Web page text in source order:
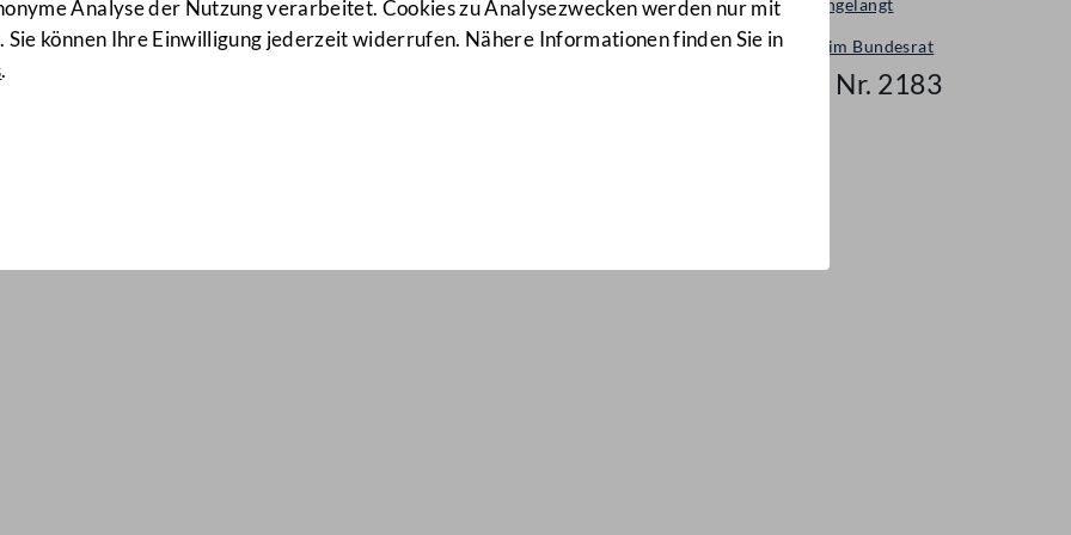
Analyse der Nutzung verarbeitet. Cookies zu Analysezwecken werden nur mit
Sie können Ihre Einwilligung jederzeit widerrufen. Nähere Informationen finden Sie in
.
Neu eingelangt
Neues im Bundesrat
Mail Nr. 2183
Nr: 2183
Mitglieder zu EU-Themen